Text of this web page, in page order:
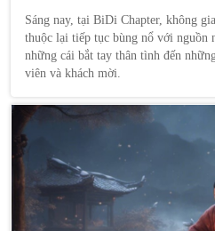
Sáng nay, tại BiDi Chapter, không
thuộc lại tiếp tục bùng nổ với nguồn
những cái bắt tay thân tình đến
viên và khách mời.